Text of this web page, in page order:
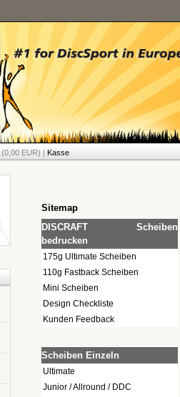
(0,00 EUR) | Kasse
Sitemap
DISCRAFT Scheiben
bedrucken
175g Ultimate Scheiben
110g Fastback Scheiben
Mini Scheiben
Design Checkliste
Kunden Feedback
Scheiben Einzeln
Ultimate
Junior / Allround / DDC